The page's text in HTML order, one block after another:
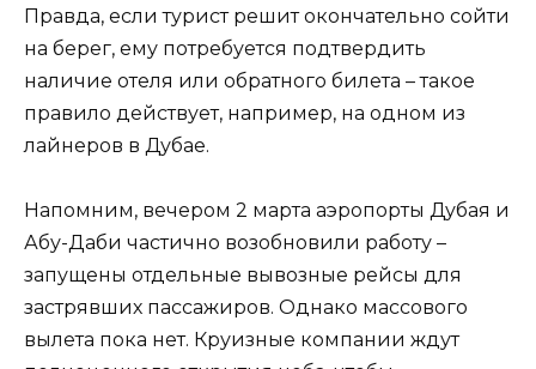
Правда, если турист решит окончательно сойти
на берег, ему потребуется подтвердить
наличие отеля или обратного билета – такое
правило действует, например, на одном из
лайнеров в Дубае.
Напомним, вечером 2 марта аэропорты Дубая и
Абу-Даби частично возобновили работу –
запущены отдельные вывозные рейсы для
застрявших пассажиров. Однако массового
вылета пока нет. Круизные компании ждут